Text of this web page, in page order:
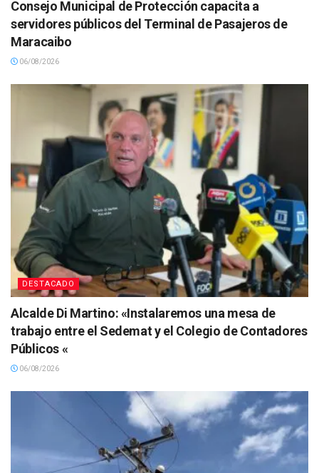
Consejo Municipal de Protección capacita a
servidores públicos del Terminal de Pasajeros de
Maracaibo
06/08/2026
DESTACADO
Alcalde Di Martino: «Instalaremos una mesa de
trabajo entre el Sedemat y el Colegio de Contadores
Públicos «
06/08/2026